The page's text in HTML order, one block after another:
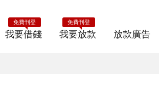
我要借錢
免費刊登
我要放款
免費刊登
放款廣告